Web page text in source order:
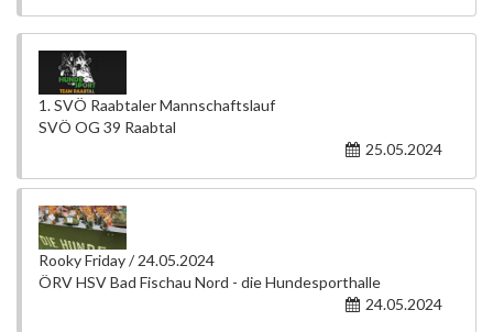
1. SVÖ Raabtaler Mannschaftslauf
SVÖ OG 39 Raabtal
25.05.2024
Rooky Friday / 24.05.2024
ÖRV HSV Bad Fischau Nord - die Hundesporthalle
24.05.2024